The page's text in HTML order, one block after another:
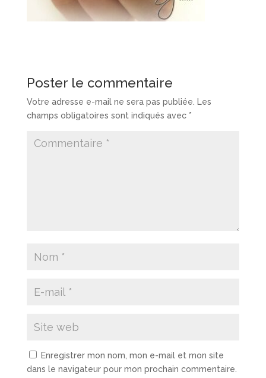
Poster le commentaire
Votre adresse e-mail ne sera pas publiée.
Les
champs obligatoires sont indiqués avec *
Enregistrer mon nom, mon e-mail et mon site
dans le navigateur pour mon prochain commentaire.